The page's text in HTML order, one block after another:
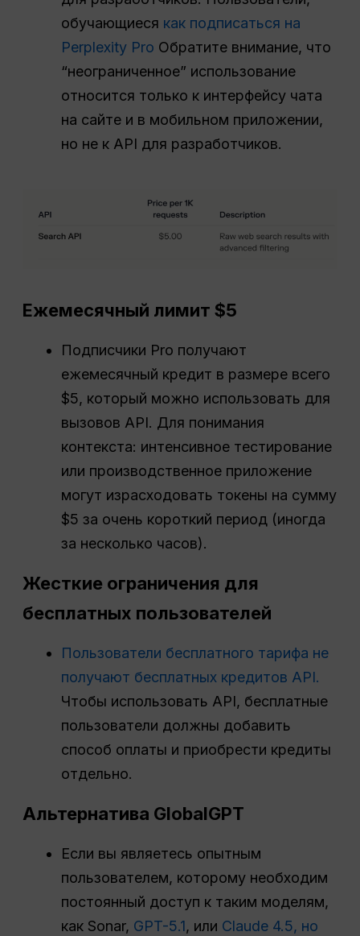
обучающиеся как подписаться на
Perplexity Pro Обратите внимание, что
“неограниченное” использование
относится только к интерфейсу чата
на сайте и в мобильном приложении,
но не к API для разработчиков.
Ежемесячный лимит $5
Подписчики Pro получают
ежемесячный кредит в размере всего
$5, который можно использовать для
вызовов API. Для понимания
контекста: интенсивное тестирование
или производственное приложение
могут израсходовать токены на сумму
$5 за очень короткий период (иногда
за несколько часов).
Жесткие ограничения для
бесплатных пользователей
Пользователи бесплатного тарифа не
получают бесплатных кредитов API.
Чтобы использовать API, бесплатные
пользователи должны добавить
способ оплаты и приобрести кредиты
отдельно.
Альтернатива GlobalGPT
Если вы являетесь опытным
пользователем, которому необходим
постоянный доступ к таким моделям,
как Sonar, GPT-5.1, или Claude 4.5, но